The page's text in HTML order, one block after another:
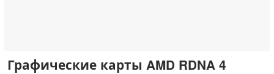
Графические карты AMD RDNA 4